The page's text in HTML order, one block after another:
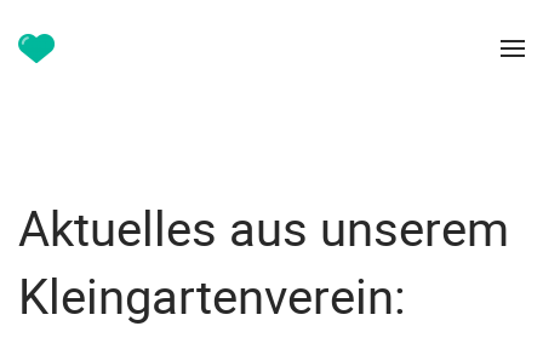
Aktuelles aus unserem
Kleingartenverein: